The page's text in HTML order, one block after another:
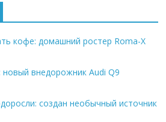
кофе: домашний ростер Roma-X
новый внедорожник Audi Q9
создан необычный источник